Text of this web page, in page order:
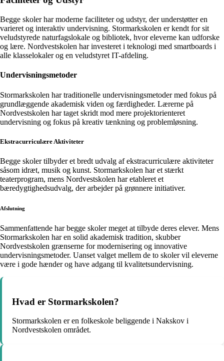
Begge skoler har moderne faciliteter og udstyr, der understøtter en
varieret og interaktiv undervisning. Stormarkskolen er kendt for sit
veludstyrede naturfagslokale og bibliotek, hvor eleverne kan udforske
og lære. Nordvestskolen har investeret i teknologi med smartboards i
alle klasselokaler og en veludstyret IT-afdeling.
Undervisningsmetoder
Stormarkskolen har traditionelle undervisningsmetoder med fokus på
grundlæggende akademisk viden og færdigheder. Lærerne på
Nordvestskolen har taget skridt mod mere projektorienteret
undervisning og fokus på kreativ tænkning og problemløsning.
Ekstracurriculære Aktiviteter
Begge skoler tilbyder et bredt udvalg af ekstracurriculære aktiviteter
såsom idræt, musik og kunst. Stormarkskolen har et stærkt
teaterprogram, mens Nordvestskolen har etableret et
bæredygtighedsudvalg, der arbejder på grønnere initiativer.
Afslutning
Sammenfattende har begge skoler meget at tilbyde deres elever. Mens
Stormarkskolen har en solid akademisk tradition, skubber
Nordvestskolen grænserne for modernisering og innovative
undervisningsmetoder. Uanset valget mellem de to skoler vil eleverne
være i gode hænder og have adgang til kvalitetsundervisning.
Hvad er Stormarkskolen?
Stormarkskolen er en folkeskole beliggende i Nakskov i
Nordvestskolen området.